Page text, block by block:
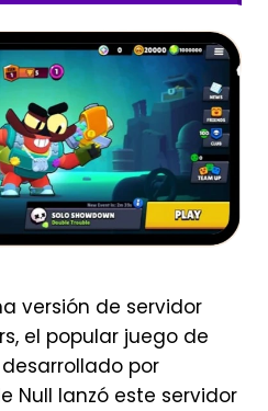
versión de servidor
el popular juego de
por
Null lanzó este servidor